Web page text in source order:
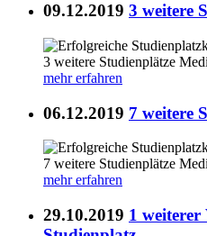
09.12.2019 3 weitere
3 weitere Studienplätze
mehr erfahren
06.12.2019 7 weitere
7 weitere Studienplätze
mehr erfahren
29.10.2019 1